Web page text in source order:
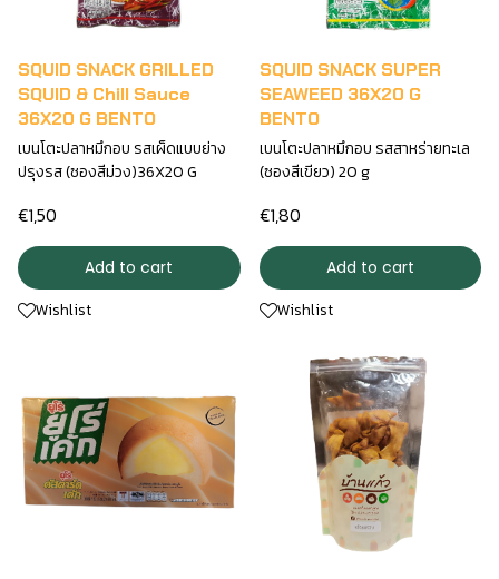
SQUID SNACK GRILLED
SQUID & Chill Sauce
36X20 G BENTO
เบนโตะปลาหมึกอบ รสเผ็ดแบบย่าง
ปรุงรส (ซองสีม่วง)36X20 G
€1,50
Add to cart
Wishlist
SQUID SNACK SUPER
SEAWEED 36X20 G
BENTO
เบนโตะปลาหมึกอบ รสสาหร่ายทะเล
(ซองสีเขียว) 20 g
€1,80
Add to cart
Wishlist